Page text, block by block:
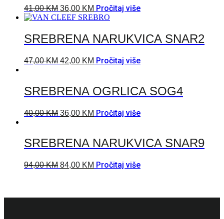
41,00KM 36,00 KM Pročitaj više
SREBRENA NARUKVICA SNAR2
47,00KM 42,00 KM Pročitaj više
SREBRENA OGRLICA SOG4
40,00KM 36,00 KM Pročitaj više
SREBRENA NARUKVICA SNAR9
94,00KM 84,00 KM Pročitaj više